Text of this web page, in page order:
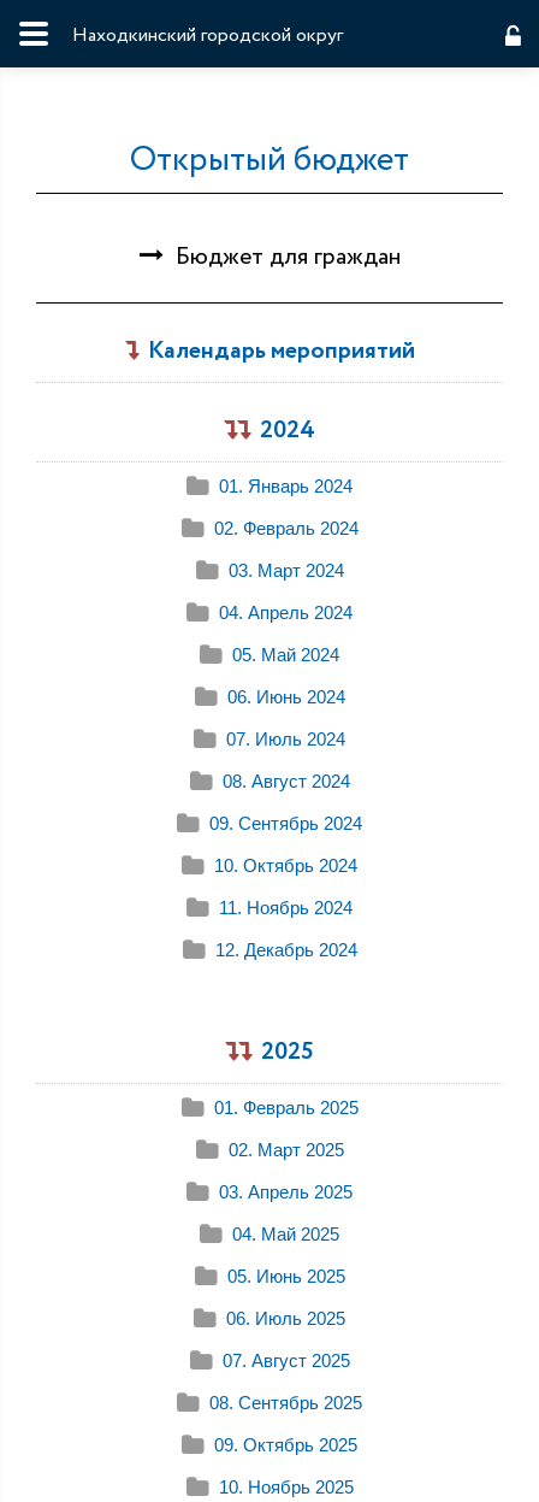
Находкинский городской округ
Открытый бюджет
Бюджет для граждан
Календарь мероприятий
2024
01. Январь 2024
02. Февраль 2024
03. Март 2024
04. Апрель 2024
05. Май 2024
06. Июнь 2024
07. Июль 2024
08. Август 2024
09. Сентябрь 2024
10. Октябрь 2024
11. Ноябрь 2024
12. Декабрь 2024
2025
01. Февраль 2025
02. Март 2025
03. Апрель 2025
04. Май 2025
05. Июнь 2025
06. Июль 2025
07. Август 2025
08. Сентябрь 2025
09. Октябрь 2025
10. Ноябрь 2025